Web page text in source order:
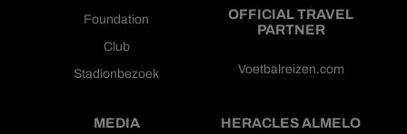
Foundation
Club
Stadionbezoek
OFFICIAL TRAVEL
PARTNER
Voetbalreizen.com
MEDIA HERACLES ALMELO